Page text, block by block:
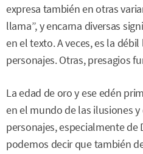
expresa también en otras
llama”, y encarna diversas
en el texto. A veces, es la
personajes. Otras, presagios
La edad de oro y ese edén
en el mundo de las ilusiones
personajes, especialmente de
podemos decir que también